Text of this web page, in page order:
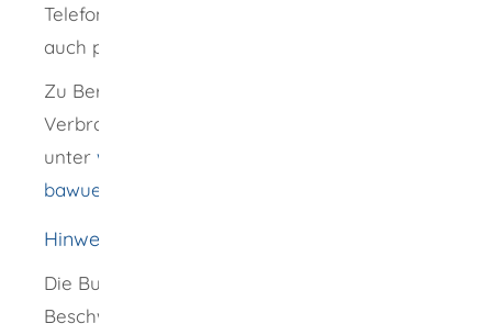
Telefonberatung sowie einer Online-Beratung,
auch per E-Mail.
Zu Beratung und Preisen informiert die
Verbraucherzentrale Baden-Württemberg
unter www.verbraucherzentrale-
bawue.de/beratung-bw
Hinweise
Die Bundesnetzagentur nimmt Ihre
Beschwerde auf, registriert sie und geht